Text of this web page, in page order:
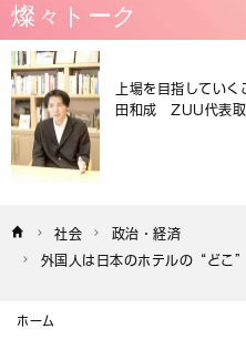
燦々トーク
上場を目指してい
田和成 ZUU代表取
社会
政治・経済
外国人は日本のホテルの“どこ
ホーム